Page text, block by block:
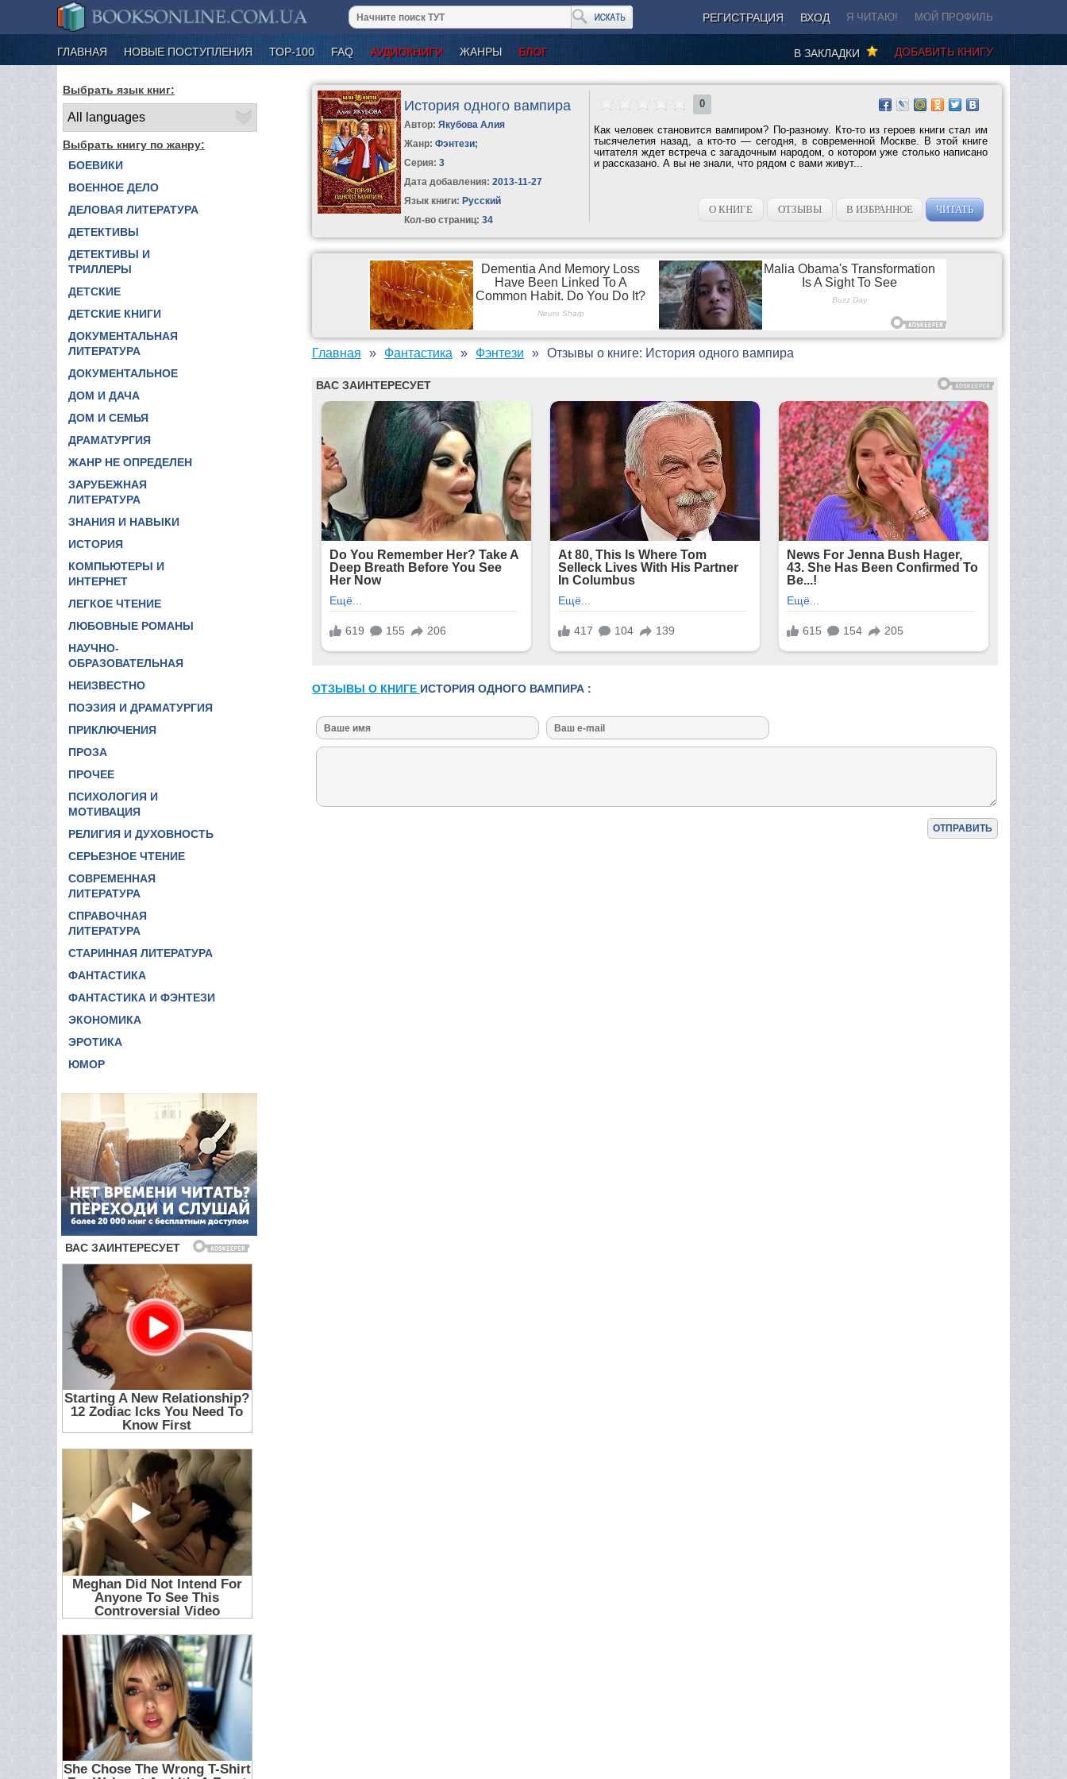
РЕГИСТРАЦИЯ ВХОД Я ЧИТАЮ! МОЙ ПРОФИЛЬ
ГЛАВНАЯ НОВЫЕ ПОСТУПЛЕНИЯ ТОР-100 FAQ АУДИОКНИГИ ЖАНРЫ БЛОГ ДОБАВИТЬ КНИГУ
В ЗАКЛАДКИ
Выбрать язык книг:
Выбрать книгу по жанру:
БОЕВИКИ
ВОЕННОЕ ДЕЛО
ДЕЛОВАЯ ЛИТЕРАТУРА
ДЕТЕКТИВЫ
ДЕТЕКТИВЫ И
ТРИЛЛЕРЫ
ДЕТСКИЕ
ДЕТСКИЕ КНИГИ
ДОКУМЕНТАЛЬНАЯ
ЛИТЕРАТУРА
ДОКУМЕНТАЛЬНОЕ
ДОМ И ДАЧА
ДОМ И СЕМЬЯ
ДРАМАТУРГИЯ
ЖАНР НЕ ОПРЕДЕЛЕН
ЗАРУБЕЖНАЯ
ЛИТЕРАТУРА
ЗНАНИЯ И НАВЫКИ
ИСТОРИЯ
КОМПЬЮТЕРЫ И
ИНТЕРНЕТ
ЛЕГКОЕ ЧТЕНИЕ
ЛЮБОВНЫЕ РОМАНЫ
НАУЧНО-
ОБРАЗОВАТЕЛЬНАЯ
НЕИЗВЕСТНО
ПОЭЗИЯ И ДРАМАТУРГИЯ
ПРИКЛЮЧЕНИЯ
ПРОЗА
ПРОЧЕЕ
ПСИХОЛОГИЯ И
МОТИВАЦИЯ
РЕЛИГИЯ И ДУХОВНОСТЬ
СЕРЬЕЗНОЕ ЧТЕНИЕ
СОВРЕМЕННАЯ
ЛИТЕРАТУРА
СПРАВОЧНАЯ
ЛИТЕРАТУРА
СТАРИННАЯ ЛИТЕРАТУРА
ФАНТАСТИКА
ФАНТАСТИКА И ФЭНТЕЗИ
ЭКОНОМИКА
ЭРОТИКА
ЮМОР
История одного вампира
Автор:Якубова Алия
Жанр: Фэнтези;
Серия:3
Дата добавления: 2013-11-27
Язык книги: Русский
Кол-во страниц: 34
0
Как человек становится вампиром? По-разному. Кто-то из героев книги стал им
тысячелетия назад, а кто-то — сегодня, в современной Москве. В этой книге
читателя ждет встреча с загадочным народом, о котором уже столько написано
и рассказано. А вы не знали, что рядом с вами живут...
О КНИГЕ ОТЗЫВЫ В ИЗБРАННОЕ ЧИТАТЬ
Главная Фантастика Фэнтези Отзывы о книге: История одного вампира
ОТЗЫВЫ О КНИГЕ ИСТОРИЯ ОДНОГО ВАМПИРА :